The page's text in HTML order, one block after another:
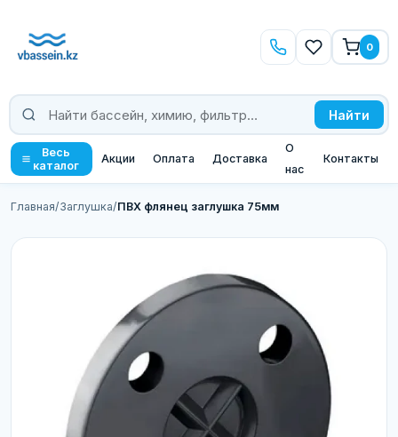
Найти
0
Весь
каталог
Акции Оплата Доставка
О
нас
Контакты
Главная/Заглушка/ПВХ флянец заглушка 75мм